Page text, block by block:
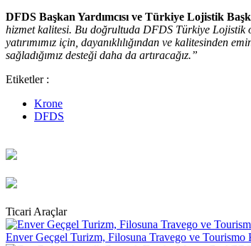
DFDS Başkan Yardımcısı ve Türkiye Lojistik
hizmet kalitesi. Bu doğrultuda DFDS Türkiye Lojistik
yatırımımız için, dayanıklılığından ve kalitesinden
sağladığımız desteği daha da artıracağız.”
Etiketler :
Krone
DFDS
Ticari Araçlar
Enver Geçgel Turizm, Filosuna Travego ve Tourismo